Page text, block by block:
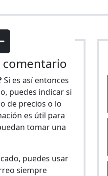
Si es así entonces
puedes indicar si
de precios o lo
es útil para
tomar una
puedes usar
siempre